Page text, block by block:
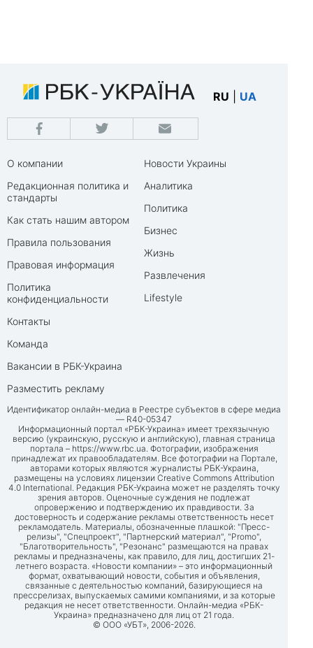
RU UA
О компании
Редакционная политика и
стандарты
Как стать нашим автором
Правила пользования
Правовая информация
Политика
конфиденциальности
Контакты
Команда
Вакансии в РБК-Украина
Разместить рекламу
Новости Украины
Аналитика
Политика
Бизнес
Жизнь
Развлечения
Lifestyle
Идентификатор онлайн-медиа в Реестре субъектов в сфере медиа
— R40-05347
Информационный портал «РБК-Украина» имеет трехязычную
версию (украинскую, русскую и английскую), главная страница
портала – https://www.rbc.ua. Фотографии, изображения
принадлежат их правообладателям. Все фотографии на Портале,
авторами которых являются журналисты РБК-Украина,
размещены на условиях лицензии Creative Commons Attribution
4.0 International. Редакция РБК-Украина может не разделять точку
зрения авторов. Оценочные суждения не подлежат
опровержению и подтверждению их правдивости. За
достоверность и содержание рекламы ответственность несет
рекламодатель. Материалы, обозначенные плашкой: "Пресс-
релизы", "Спецпроект", "Партнерский материал", "Promo",
"Благотворительность", "Резонанс" размещаются на правах
рекламы и предназначены, как правило, для лиц, достигших 21-
летнего возраста. «Новости компании» – это информационный
формат, охватывающий новости, события и объявления,
связанные с деятельностью компаний, базирующиеся на
прессрелизах, выпускаемых самими компаниями, и за которые
редакция не несет ответственности. Онлайн-медиа «РБК-
Украина» предназначено для лиц от 21 года.
© ООО «УБТ», 2006-2026.